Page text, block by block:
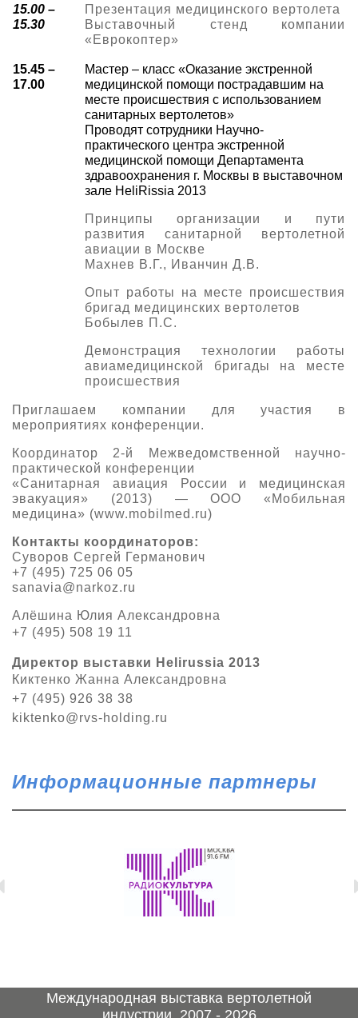
15.00 –
15.30
Презентация медицинского вертолета
Выставочный стенд компании
«Еврокоптер»
15.45 –
17.00
Мастер – класс «Оказание экстренной
медицинской помощи пострадавшим на
месте происшествия с использованием
санитарных вертолетов»
Проводят сотрудники Научно-
практического центра экстренной
медицинской помощи Департамента
здравоохранения г. Москвы в выставочном
зале HeliRissia 2013
Принципы организации и пути
развития санитарной вертолетной
авиации в Москве
Махнев В.Г., Иванчин Д.В.
Опыт работы на месте происшествия
бригад медицинских вертолетов
Бобылев П.С.
Демонстрация технологии работы
авиамедицинской бригады на месте
происшествия
Приглашаем компании для участия в
мероприятиях конференции.
Координатор 2-й Межведомственной научно-
практической конференции
«Санитарная авиация России и медицинская
эвакуация» (2013) — ООО «Мобильная
медицина» (www.mobilmed.ru)
Контакты координаторов:
Суворов Сергей Германович
+7 (495) 725 06 05
sanavia@narkoz.ru
Алёшина Юлия Александровна
+7 (495) 508 19 11
Директор выставки Helirussia 2013
Киктенко Жанна Александровна
+7 (495) 926 38 38
kiktenko@rvs-holding.ru
Информационные партнеры
Международная выставка вертолетной